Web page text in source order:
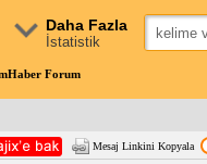
Daha Fazla
İstatistik
Forum
Mesaj Linkini Kopyala